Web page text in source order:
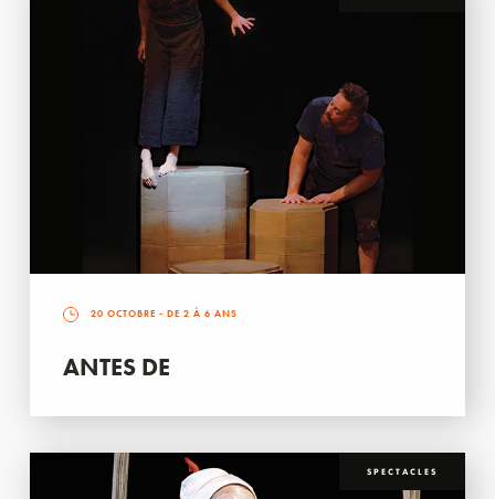
20 OCTOBRE - DE 2 À 6 ANS
ANTES DE
SPECTACLES